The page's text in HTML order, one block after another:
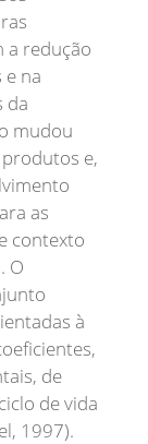
a redução
e na
da
mudou
e,
as
contexto
O
à
de
de vida
1997).